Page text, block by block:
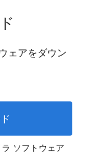
ェアをダウン
ソフトウェア